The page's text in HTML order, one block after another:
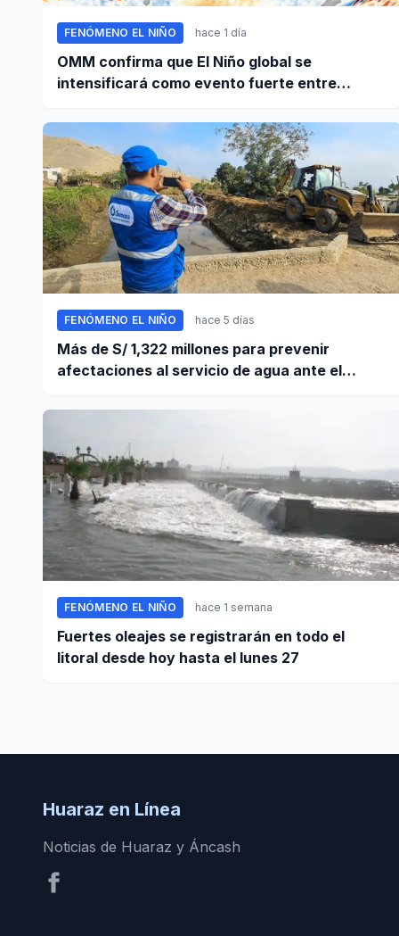
FENÓMENO EL NIÑO hace 1 día
OMM confirma que El Niño global se
intensificará como evento fuerte entre
FENÓMENO EL NIÑO hace 5 días
Más de S/ 1,322 millones para prevenir
afectaciones al servicio de agua ante el
FENÓMENO EL NIÑO hace 1 semana
Fuertes oleajes se registrarán en todo el
litoral desde hoy hasta el lunes 27
Huaraz en Línea
Noticias de Huaraz y Áncash